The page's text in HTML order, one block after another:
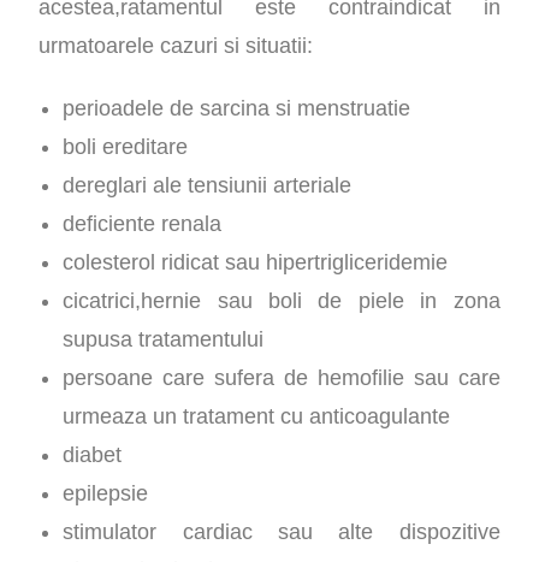
acestea,ratamentul este contraindicat in
urmatoarele cazuri si situatii:
perioadele de sarcina si menstruatie
boli ereditare
dereglari ale tensiunii arteriale
deficiente renala
colesterol ridicat sau hipertrigliceridemie
cicatrici,hernie sau boli de piele in zona
supusa tratamentului
persoane care sufera de hemofilie sau care
urmeaza un tratament cu anticoagulante
diabet
epilepsie
stimulator cardiac sau alte dispozitive